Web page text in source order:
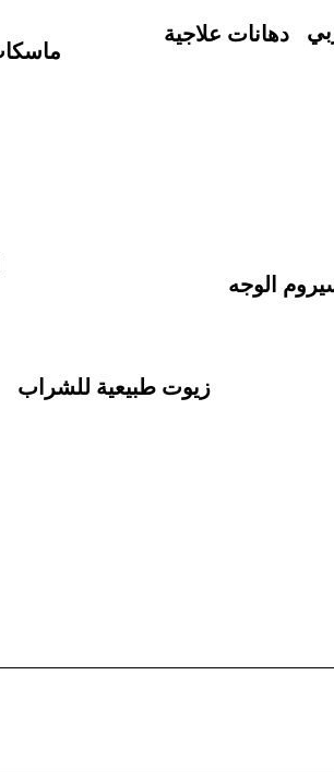
دهانات علاجية
زيوت طبيعية للشراب
الوجه